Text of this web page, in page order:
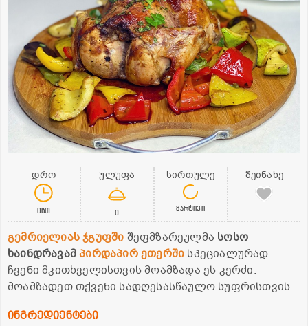
დრო
0წთ
ულუფა
0
სირთულე
მარტივი
შეინახე
გემრიელიას ჯგუფში შეფმზარეულმა სოსო
ხაინდრავამპირდაპირ ეთერში სპეციალურად
ჩვენი მკითხველისთვის მოამზადა ეს კერძი.
მოამზადეთ თქვენი სადღესასწაულო სუფრისთვის.
ინგრედიენტები